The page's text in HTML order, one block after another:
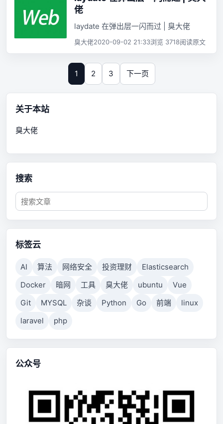
佬
laydate 在弹出层一闪而过 | 臭大佬
臭大佬2020-09-02 21:33浏览 3718阅读原文
1 2 3 下一页
关于本站
臭大佬
搜索
标签云
AI 算法 网络安全 投资理财
Elasticsearch
Docker
暗网 工具 臭大佬 ubuntu
Vue
Git
MYSQL 杂谈 Python Go 前端
linux
laravel
php
公众号